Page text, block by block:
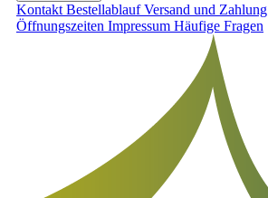
Kontakt BestellablaufVersand und Zahlung
Öffnungszeiten Impressum Häufige Fragen